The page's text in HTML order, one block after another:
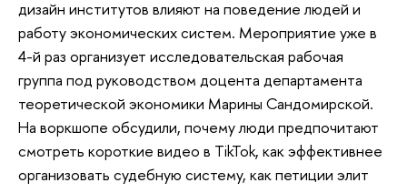
дизайн институтов влияют на поведение людей и
работу экономических систем. Мероприятие уже в
4-й раз организует исследовательская рабочая
группа под руководством доцента департамента
теоретической экономики Марины Сандомирской.
На воркшопе обсудили, почему люди предпочитают
смотреть короткие видео в TikTok, как эффективнее
организовать судебную систему, как петиции элит